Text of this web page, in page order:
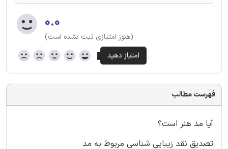
۰.۰
(هنوز امتیازی ثبت نشده است)
فهرست مطالب
آیا مد هنر است؟
تصدیق نقد زیبایی شناسی مربوط به مد